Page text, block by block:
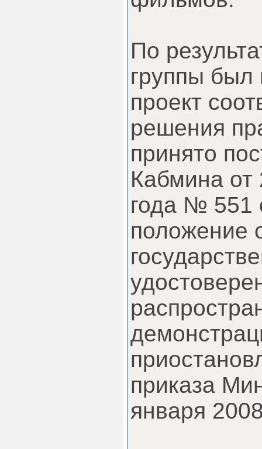
По
группы был
проект
решения
принято
Кабмина
года № 551
положение
приказа
января